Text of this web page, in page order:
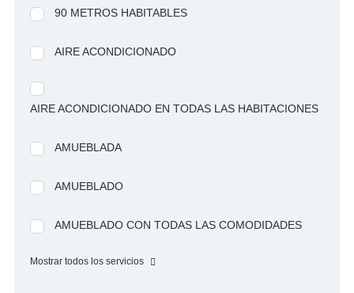
90 METROS HABITABLES
AIRE ACONDICIONADO
AIRE ACONDICIONADO EN TODAS LAS HABITACIONES
AMUEBLADA
AMUEBLADO
AMUEBLADO CON TODAS LAS COMODIDADES
Mostrar todos los servicios